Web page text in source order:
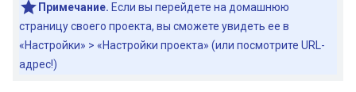
Примечание. Если вы перейдете на домашнюю
страницу своего проекта, вы сможете увидеть ее в
«Настройки» > «Настройки проекта» (или посмотрите URL-
адрес!)